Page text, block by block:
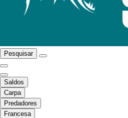
Pesquisar
Saldos
Carpa
Predadores
Francesa